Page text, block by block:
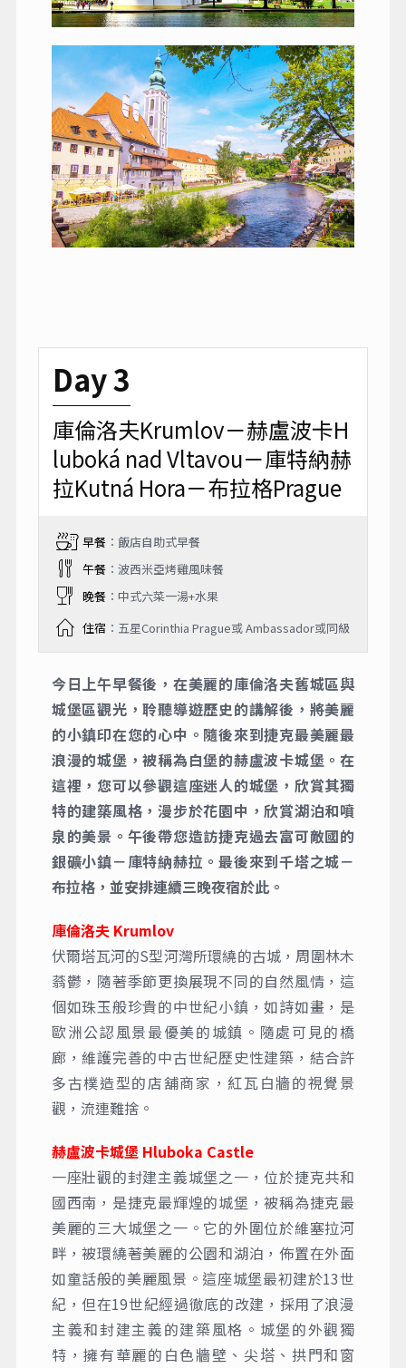
Day 3
庫倫洛夫Krumlov－赫盧波卡H
luboká nad Vltavou－庫特納赫
拉Kutná Hora－布拉格Prague
早餐：飯店自助式早餐
午餐：波西米亞烤雞風味餐
晚餐：中式六菜一湯+水果
住宿 ：五星Corinthia Prague或 Ambassador或同級
今日上午早餐後，在美麗的庫倫洛夫舊城區與
城堡區觀光，聆聽導遊歷史的講解後，將美麗
的小鎮印在您的心中。隨後來到捷克最美麗最
浪漫的城堡，被稱為白堡的赫盧波卡城堡。在
這裡，您可以參觀這座迷人的城堡，欣賞其獨
特的建築風格，漫步於花園中，欣賞湖泊和噴
泉的美景。午後帶您造訪捷克過去富可敵國的
銀礦小鎮－庫特納赫拉。最後來到千塔之城－
布拉格，並安排連續三晚夜宿於此。
庫倫洛夫 Krumlov
伏爾塔瓦河的S型河灣所環繞的古城，周圍林木
蓊鬱，隨著季節更換展現不同的自然風情，這
個如珠玉般珍貴的中世紀小鎮，如詩如畫，是
歐洲公認風景最優美的城鎮。隨處可見的橋
廊，維護完善的中古世紀歷史性建築，結合許
多古樸造型的店舖商家，紅瓦白牆的視覺景
觀，流連難捨。
赫盧波卡城堡 Hluboka Castle
一座壯觀的封建主義城堡之一，位於捷克共和
國西南，是捷克最輝煌的城堡，被稱為捷克最
美麗的三大城堡之一。它的外圍位於維塞拉河
畔，被環繞著美麗的公園和湖泊，佈置在外面
如童話般的美麗風景。這座城堡最初建於13世
紀，但在19世紀經過徹底的改建，採用了浪漫
主義和封建主義的建築風格。城堡的外觀獨
特，擁有華麗的白色牆壁、尖塔、拱門和窗